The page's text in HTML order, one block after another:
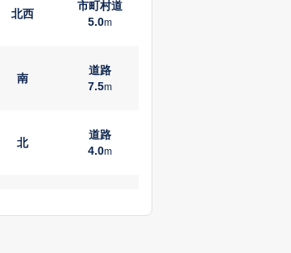
北西
市町村道
5.0m
南
道路
7.5m
北
道路
4.0m
5.0m